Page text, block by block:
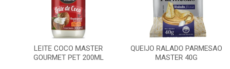
LEITE COCO MASTER
GOURMET PET 200ML
QUEIJO RALADO PARMESAO
MASTER 40G